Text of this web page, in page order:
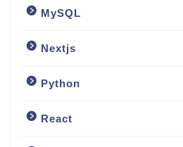
MySQL
Nextjs
Python
React